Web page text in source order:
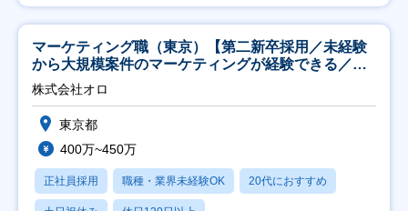
マーケティング職（東京）【第二新卒採用／未経験
から大規模案件のマーケティングが経験できる／研
修充実】
株式会社オロ
東京都
400万~450万
正社員採用 職種・業界未経験OK 20代におすすめ